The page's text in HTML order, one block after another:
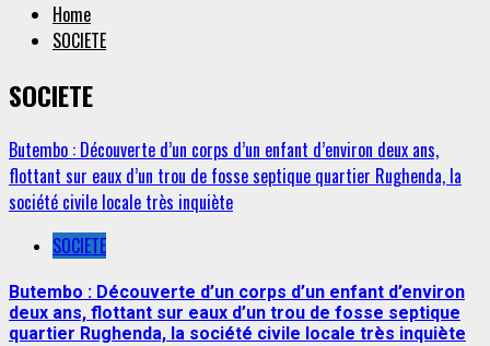
Home
SOCIETE
SOCIETE
Butembo : Découverte d’un corps d’un enfant d’environ deux ans,
flottant sur eaux d’un trou de fosse septique quartier Rughenda, la
société civile locale très inquiète
SOCIETE
Butembo : Découverte d’un corps d’un enfant d’environ
deux ans, flottant sur eaux d’un trou de fosse septique
quartier Rughenda, la société civile locale très inquiète